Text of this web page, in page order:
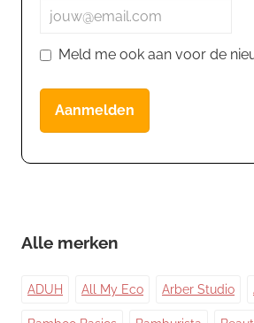
Meld me ook aan voor de
Aanmelden
Alle merken
ADUH All My Eco Arber Studio